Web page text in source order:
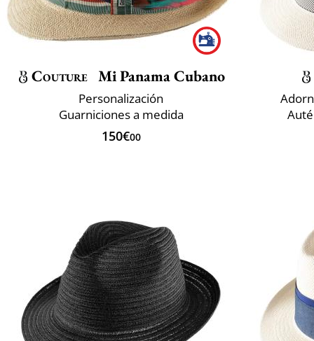
Couture Mi Panama Cubano
Personalización
Guarniciones a medida
150€00